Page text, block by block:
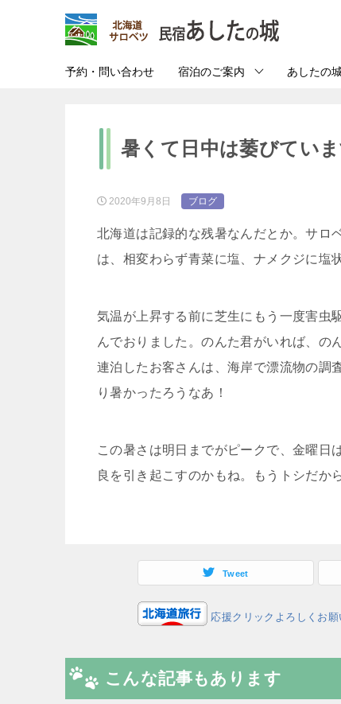
予約・問い合わせ 宿泊のご案内 あしたの
暑くて日中は萎びてい
2020年9月8日 ブログ
北海道は記録的な残暑なんだとか。サロ
は、相変わらず青菜に塩、ナメクジに塩
気温が上昇する前に芝生にもう一度害虫
んでおりました。のんた君がいれば、の
連泊したお客さんは、海岸で漂流物の調
り暑かったろうなあ！
この暑さは明日までがピークで、金曜
良を引き起こすのかもね。もうトシだか
Tweet
応援クリックよろしくお願
こんな記事もあります